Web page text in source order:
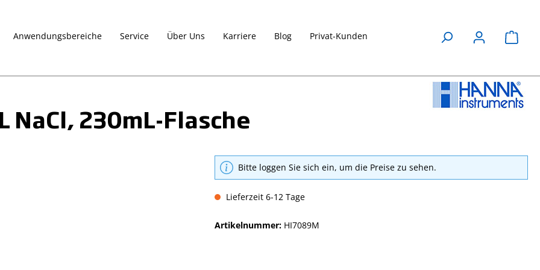
Anwendungsbereiche Service Über Uns Karriere Blog Privat-Kunden
230mL-Flasche
Bitte loggen Sie sich ein, um die Preise zu sehen.
Lieferzeit 6-12 Tage
Artikelnummer: HI7089M